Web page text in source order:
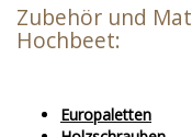
Zubehör und
Hochbeet:
Europaletten